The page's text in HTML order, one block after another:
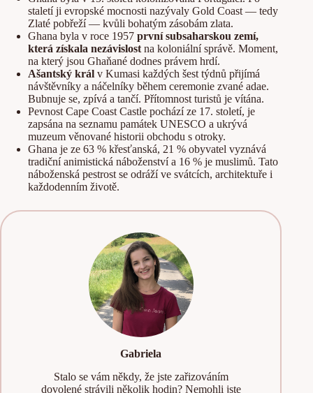
staletí ji evropské mocnosti nazývaly Gold Coast — tedy
Zlaté pobřeží — kvůli bohatým zásobám zlata.
Ghana byla v roce 1957 první subsaharskou zemí,
která získala nezávislost na koloniální správě. Moment,
na který jsou Ghaňané dodnes právem hrdí.
Ašantský král v Kumasi každých šest týdnů přijímá
návštěvníky a náčelníky během ceremonie zvané adae.
Bubnuje se, zpívá a tančí. Přítomnost turistů je vítána.
Pevnost Cape Coast Castle pochází ze 17. století, je
zapsána na seznamu památek UNESCO a ukrývá
muzeum věnované historii obchodu s otroky.
Ghana je ze 63 % křesťanská, 21 % obyvatel vyznává
tradiční animistická náboženství a 16 % je muslimů. Tato
náboženská pestrost se odráží ve svátcích, architektuře i
každodenním životě.
Gabriela
Stalo se vám někdy, že jste zařizováním
dovolené strávili několik hodin? Nemohli jste